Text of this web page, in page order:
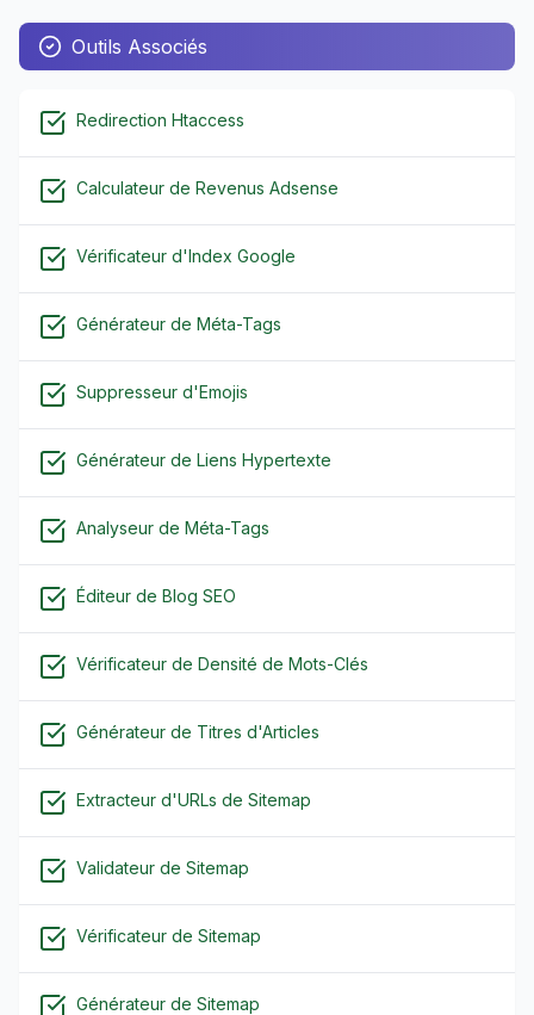
Outils Associés
Redirection Htaccess
Calculateur de Revenus Adsense
Vérificateur d'Index Google
Générateur de Méta-Tags
Suppresseur d'Emojis
Générateur de Liens Hypertexte
Analyseur de Méta-Tags
Éditeur de Blog SEO
Vérificateur de Densité de Mots-Clés
Générateur de Titres d'Articles
Extracteur d'URLs de Sitemap
Validateur de Sitemap
Vérificateur de Sitemap
Générateur de Sitemap